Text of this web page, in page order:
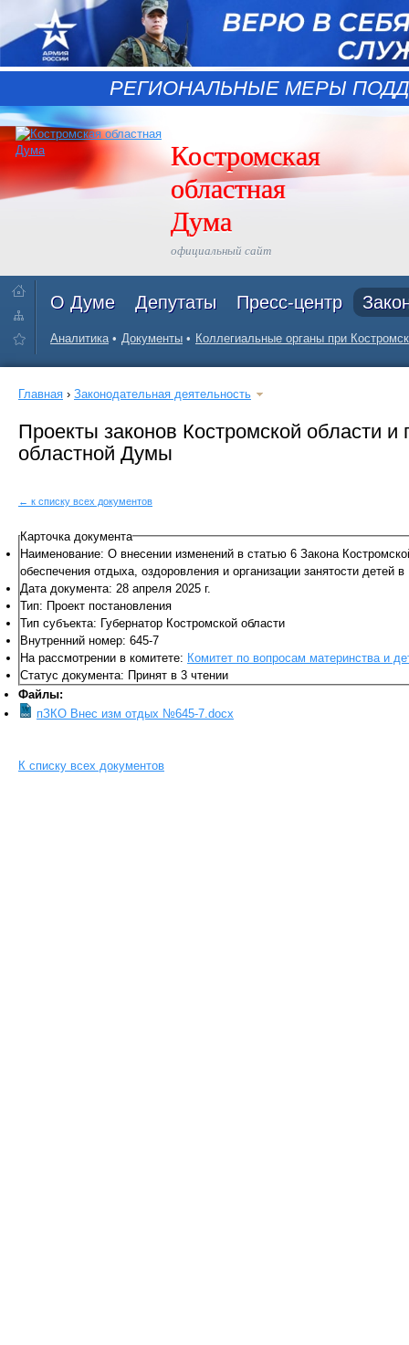
РЕГИОНАЛЬНЫЕ МЕРЫ
Костромская
областная
Дума
официальный сайт
О Думе Депутаты Пресс-центр
Аналитика Документы Коллегиальные органы при
Главная › Законодательная деятельность
Проекты законов Костромской области и
областной Думы
← к списку всех документов
Карточка документа
Наименование: О внесении изменений в статью 6 Закона
обеспечения отдыха, оздоровления и организации занятости детей
Дата документа: 28 апреля 2025 г.
Тип: Проект постановления
Тип субъекта: Губернатор Костромской области
Внутренний номер: 645-7
На рассмотрении в комитете: Комитет по вопросам материнства и
Статус документа: Принят в 3 чтении
Файлы:
пЗКО Внес изм отдых №645-7.docx
К списку всех документов